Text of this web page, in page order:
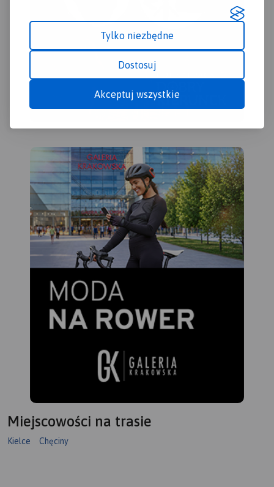
Tylko niezbędne
Dostosuj
Akceptuj wszystkie
Miejscowości na trasie
Kielce Chęciny